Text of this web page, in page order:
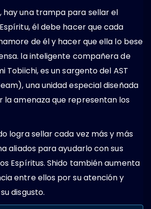
hay una trampa para sellar el
él debe hacer que cada
de él y hacer que ella lo bese
la inteligente compañera de
Tobiichi, es un sargento del AST
una unidad especial diseñada
la amenaza que representan los
logra sellar cada vez más y más
aliados para ayudarlo con sus
Espíritus. Shido también aumenta
entre ellos por su atención y
disgusto.